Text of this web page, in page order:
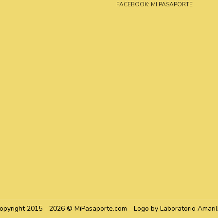
FACEBOOK: MI PASAPORTE
2015 - 2026 © MiPasaporte.com - Logo by Laboratorio